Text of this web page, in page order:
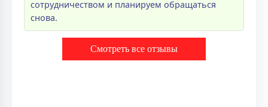
сотрудничеством и планируем обращаться
снова.
Смотреть все отзывы